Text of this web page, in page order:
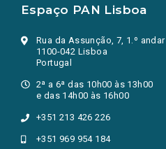
Espaço PAN Lisboa
Rua da Assunção, 7, 1.º andar
1100-042 Lisboa
Portugal
2ª a 6ª das 10h00 às 13h00
e das 14h00 às 16h00
+351 213 426 226
+351 969 954 184